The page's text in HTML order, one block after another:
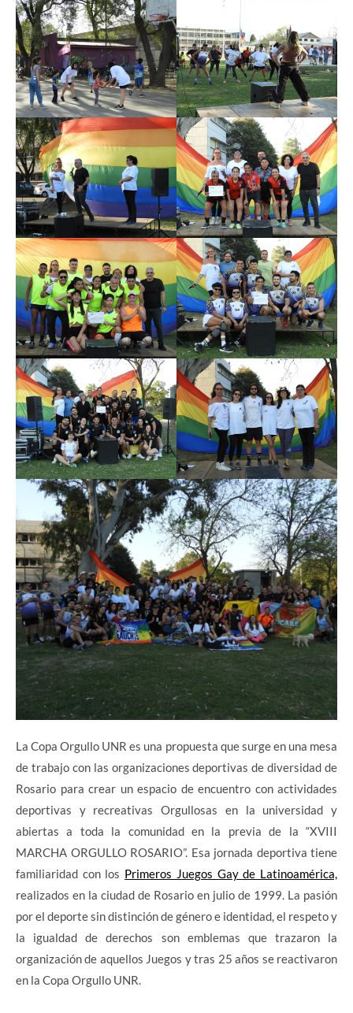
La Copa Orgullo UNR es una propuesta que surge en una mesa
de trabajo con las organizaciones deportivas de diversidad de
Rosario para crear un espacio de encuentro con actividades
deportivas y recreativas Orgullosas en la universidad y
abiertas a toda la comunidad en la previa de la “XVIII
MARCHA ORGULLO ROSARIO”. Esa jornada deportiva tiene
familiaridad con los Primeros Juegos Gay de Latinoamérica,
realizados en la ciudad de Rosario en julio de 1999. La pasión
por el deporte sin distinción de género e identidad, el respeto y
la igualdad de derechos son emblemas que trazaron la
organización de aquellos Juegos y tras 25 años se reactivaron
en la Copa Orgullo UNR.